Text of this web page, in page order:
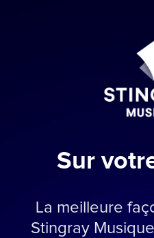
Sur
La meilleure
Stingray